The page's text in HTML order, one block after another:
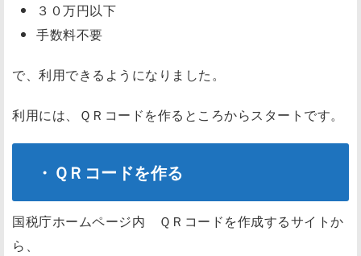
３０万円以下
手数料不要
で、利用できるようになりました。
利用には、ＱＲコードを作るところからスタートです。
・ＱＲコードを作る
国税庁ホームページ内 ＱＲコードを作成するサイトか
ら、